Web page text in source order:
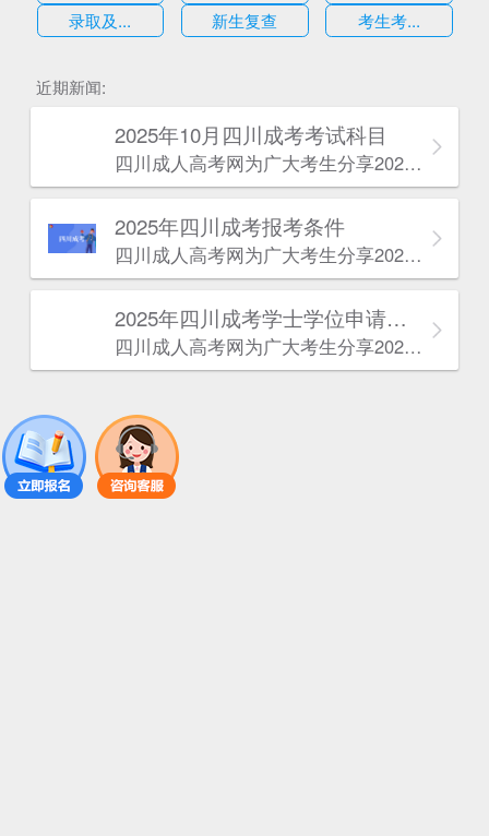
录取及...
新生复查 考生考...
近期新闻:
2025年10月四川成考考试科目
四川成人高考网​为广大考生分享2025年10月四川成考考试科目。为广大在职人员和社会人士提供学历提升的机会。更多四川成考考试信息，欢迎在线访问四川成人高考网。
2025年‌‌‌‌四川成考报考条件
四川成人高考网​为广大考生分享2025年‌‌‌‌四川成考报考条件。为广大在职人员和社会人士提供学历提升的机会。更多四川成考考试信息，欢迎在线访问四川成人高考网。
2025年‌‌‌‌四川成考学士学位申请条件
四川成人高考网​为广大考生分享2025年‌‌‌‌四川成考学士学位申请条件。为广大在职人员和社会人士提供学历提升的机会。更多四川成考考试信息，欢迎在线访问四川成人高考网。